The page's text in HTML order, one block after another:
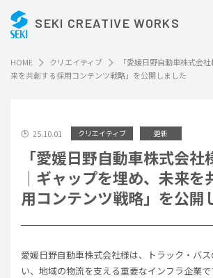
SEKI CREATIVE WORKS
HOME クリエイティブ
「愛媛日野自動車株式会
来を共創する採用コンテンツ戦略」を公開しました
25.10.01
クリエイティブ 更新
「愛媛日野自動車株式会社
｜ギャップを埋め、未来を
用コンテンツ戦略」を公開
愛媛日野自動車株式会社様は、トラック・バ
い、地域の物流を支える重要なインフラ企業